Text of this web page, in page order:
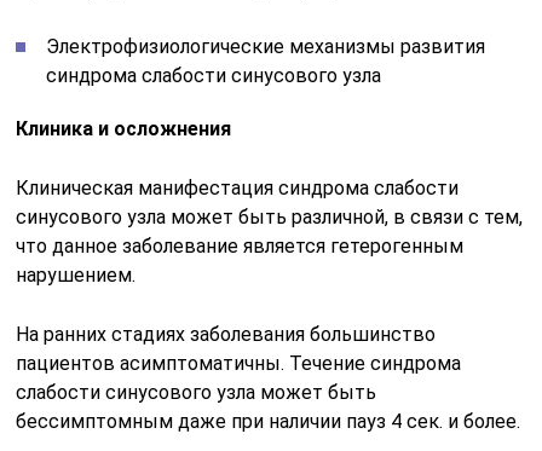
Электрофизиологические механизмы развития
синдрома слабости синусового узла
Клиника и осложнения
Клиническая манифестация синдрома слабости
синусового узла может быть различной, в связи с тем,
что данное заболевание является гетерогенным
нарушением.
На ранних стадиях заболевания большинство
пациентов асимптоматичны. Течение синдрома
слабости синусового узла может быть
бессимптомным даже при наличии пауз 4 сек. и более.